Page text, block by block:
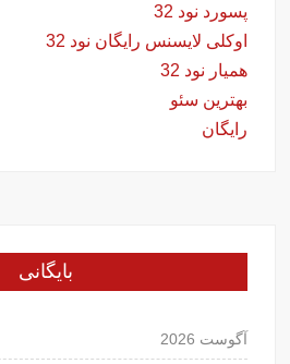
پسورد نود 32
اوکلی لایسنس رایگان نود 32
همیار نود 32
بهترین سئو
رایگان
بایگانی
آگوست 2026